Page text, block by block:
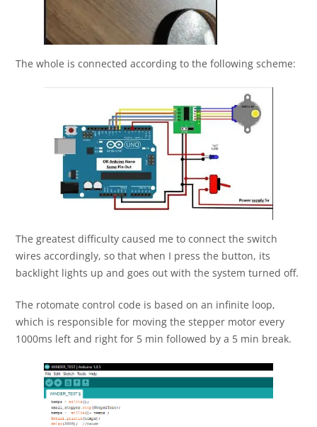
The whole is connected according to the following scheme:
The greatest difficulty caused me to connect the switch
wires accordingly, so that when I press the button, its
backlight lights up and goes out with the system turned off.
The rotomate control code is based on an infinite loop,
which is responsible for moving the stepper motor every
1000ms left and right for 5 min followed by a 5 min break.